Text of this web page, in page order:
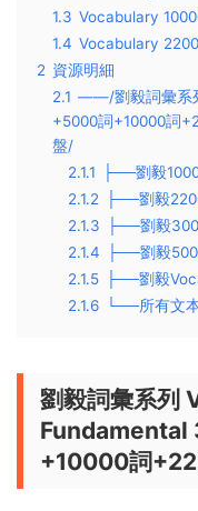
1.3 Vocabulary
1.4 Vocabulary
2 資源明細
2.1 ——/劉毅詞彙系
+5000詞+10000詞
盤/
2.1.1
├──劉毅
2.1.2
├──劉毅
2.1.3
├──劉毅
2.1.4
├──劉毅
2.1.5
├──劉毅
2.1.6
└──所有文
劉毅詞彙系列
+10000詞